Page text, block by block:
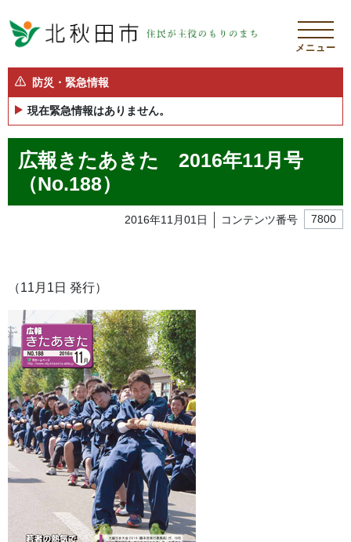
メニュー
防災・緊急情報
現在緊急情報はありません。
広報きたあきた 2016年11月号
（No.188）
2016年11月01日 コンテンツ番号 7800
（11月1日 発行）